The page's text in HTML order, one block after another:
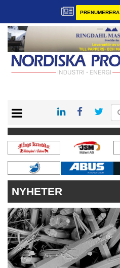
PRENUMERERA
KONTAKT
VÅRA ANDRA MAGASIN
PRENUMERERA
ANNONSERA
NYHETER